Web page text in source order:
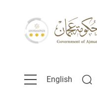
English